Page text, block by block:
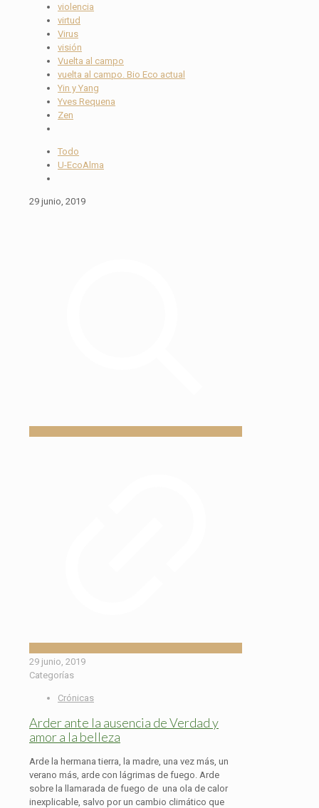
violencia
virtud
Virus
visión
Vuelta al campo
vuelta al campo. Bio Eco actual
Yin y Yang
Yves Requena
Zen
Todo
U-EcoAlma
29 junio, 2019
29 junio, 2019
Categorías
Crónicas
Arder ante la ausencia de Verdad y
amor a la belleza
Arde la hermana tierra, la madre, una vez más, un
verano más, arde con lágrimas de fuego. Arde
sobre la llamarada de fuego de una ola de calor
inexplicable, salvo por un cambio climático que